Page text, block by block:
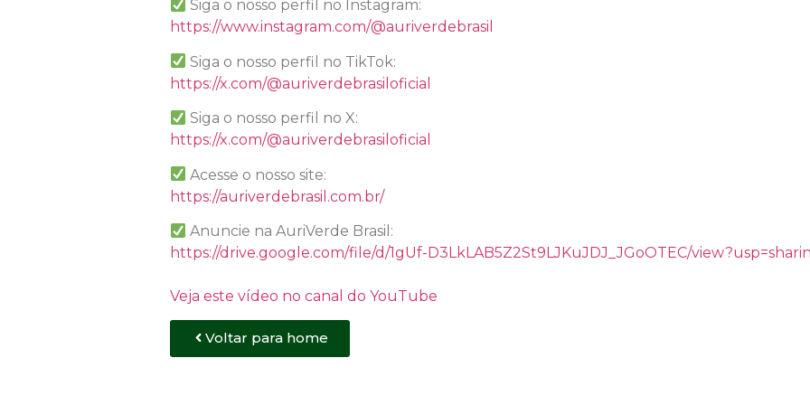
Siga o nosso perfil no Instagram:
https://www.instagram.com/@auriverdebrasil
Siga o nosso perfil no TikTok:
https://x.com/@auriverdebrasiloficial
Siga o nosso perfil no X:
https://x.com/@auriverdebrasiloficial
Acesse o nosso site:
https://auriverdebrasil.com.br/
Anuncie na AuriVerde Brasil:
https://drive.google.com/file/d/1gUf-D3LkLAB5Z2St9LJKuJDJ_JGoOTEC/
Veja este vídeo no canal do YouTube
Voltar para home